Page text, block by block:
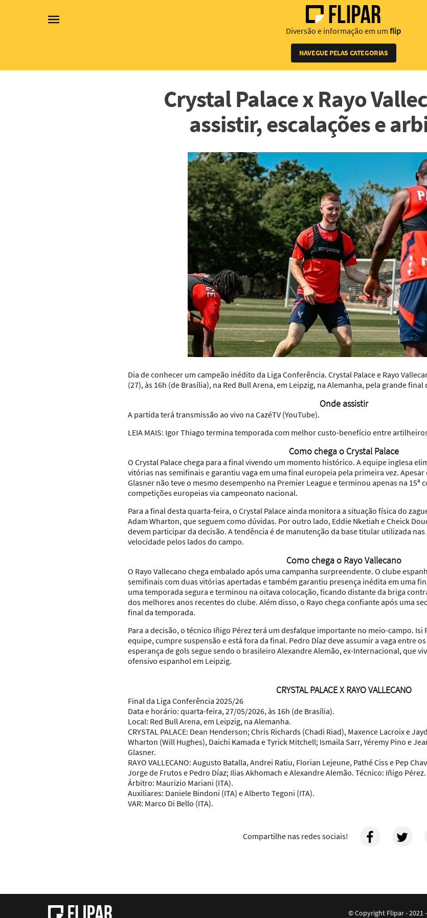
Diversão e informação em um flip
NAVEGUE PELAS CATEGORIAS
Crystal Palace x Rayo
assistir, escalações e
Dia de conhecer um campeão inédito da Liga Conferência. Crystal Palace e Rayo
(27), às 16h (de Brasília), na Red Bull Arena, em Leipzig, na Alemanha, pela grande final
Onde assistir
A partida terá transmissão ao vivo na CazéTV (YouTube).
LEIA MAIS: Igor Thiago termina temporada com melhor custo-benefício entre
Como chega o Crystal Palace
O Crystal Palace chega para a final vivendo um momento histórico. A equipe inglesa
vitórias nas semifinais e garantiu vaga em uma final europeia pela primeira vez.
Glasner não teve o mesmo desempenho na Premier League e terminou apenas na 15ª
competições europeias via campeonato nacional.
Para a final desta quarta-feira, o Crystal Palace ainda monitora a situação física do
Adam Wharton, que seguem como dúvidas. Por outro lado, Eddie Nketiah e Cheick
devem participar da decisão. A tendência é de manutenção da base titular utilizada
velocidade pelos lados do campo.
Como chega o Rayo Vallecano
O Rayo Vallecano chega embalado após uma campanha surpreendente. O clube
semifinais com duas vitórias apertadas e também garantiu presença inédita em uma
uma temporada segura e terminou na oitava colocação, ficando distante da briga
dos melhores anos recentes do clube. Além disso, o Rayo chega confiante após uma
final da temporada.
Para a decisão, o técnico Iñigo Pérez terá um desfalque importante no meio-campo.
equipe, cumpre suspensão e está fora da final. Pedro Díaz deve assumir a vaga entre
esperança de gols segue sendo o brasileiro Alexandre Alemão, ex-Internacional, que
ofensivo espanhol em Leipzig.
CRYSTAL PALACE X RAYO VALLECANO
Final da Liga Conferência 2025/26
Data e horário: quarta-feira, 27/05/2026, às 16h (de Brasília).
Local: Red Bull Arena, em Leipzig, na Alemanha.
CRYSTAL PALACE: Dean Henderson; Chris Richards (Chadi Riad), Maxence Lacroix e
Wharton (Will Hughes), Daichi Kamada e Tyrick Mitchell; Ismaila Sarr, Yéremy Pino e
Glasner.
RAYO VALLECANO: Augusto Batalla, Andrei Ratiu, Florian Lejeune, Pathé Ciss e Pep
Jorge de Frutos e Pedro Díaz; Ilias Akhomach e Alexandre Alemão. Técnico: Iñigo Pérez.
Árbitro: Maurizio Mariani (ITA).
Auxiliares: Daniele Bindoni (ITA) e Alberto Tegoni (ITA).
VAR: Marco Di Bello (ITA).
Compartilhe nas redes sociais!
© Copyright Flipar - 2021